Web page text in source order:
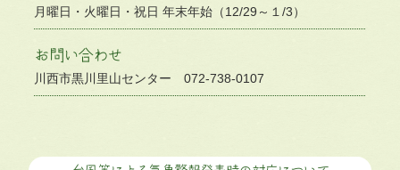
月曜日・火曜日・祝日 年末年始（12/29～１/3）
お問い合わせ
川西市黒川里山センター 072-738-0107